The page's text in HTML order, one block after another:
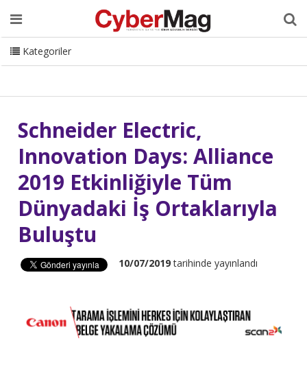
Ana Sayfa Hakkımızda Dergi Editörden
Danışmanlık
ISC Turkey Sizden Gelenler
İletişim
CyberMag Logo
Kategoriler
Schneider Electric,
Innovation Days: Alliance
2019 Etkinliğiyle Tüm
Dünyadaki İş Ortaklarıyla
Buluştu
10/07/2019tarihinde yayınlandı